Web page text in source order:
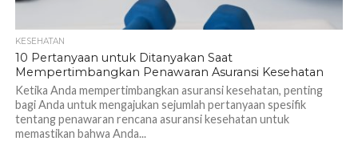
KESEHATAN
10 Pertanyaan untuk Ditanyakan Saat
Mempertimbangkan Penawaran Asuransi Kesehatan
Ketika Anda mempertimbangkan asuransi kesehatan, penting
bagi Anda untuk mengajukan sejumlah pertanyaan spesifik
tentang penawaran rencana asuransi kesehatan untuk
memastikan bahwa Anda...